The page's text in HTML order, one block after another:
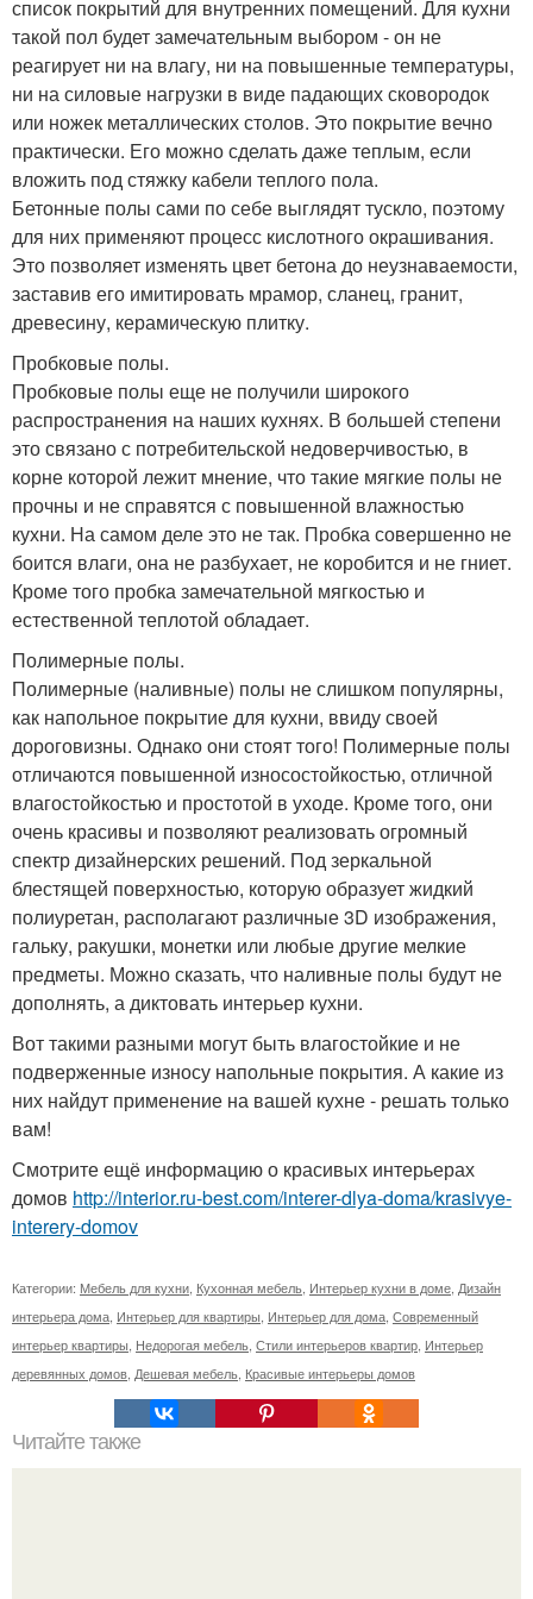
список покрытий для внутренних помещений. Для кухни
такой пол будет замечательным выбором - он не
реагирует ни на влагу, ни на повышенные температуры,
ни на силовые нагрузки в виде падающих сковородок
или ножек металлических столов. Это покрытие вечно
практически. Его можно сделать даже теплым, если
вложить под стяжку кабели теплого пола.
Бетонные полы сами по себе выглядят тускло, поэтому
для них применяют процесс кислотного окрашивания.
Это позволяет изменять цвет бетона до неузнаваемости,
заставив его имитировать мрамор, сланец, гранит,
древесину, керамическую плитку.
Пробковые полы.
Пробковые полы еще не получили широкого
распространения на наших кухнях. В большей степени
это связано с потребительской недоверчивостью, в
корне которой лежит мнение, что такие мягкие полы не
прочны и не справятся с повышенной влажностью
кухни. На самом деле это не так. Пробка совершенно не
боится влаги, она не разбухает, не коробится и не гниет.
Кроме того пробка замечательной мягкостью и
естественной теплотой обладает.
Полимерные полы.
Полимерные (наливные) полы не слишком популярны,
как напольное покрытие для кухни, ввиду своей
дороговизны. Однако они стоят того! Полимерные полы
отличаются повышенной износостойкостью, отличной
влагостойкостью и простотой в уходе. Кроме того, они
очень красивы и позволяют реализовать огромный
спектр дизайнерских решений. Под зеркальной
блестящей поверхностью, которую образует жидкий
полиуретан, располагают различные 3D изображения,
гальку, ракушки, монетки или любые другие мелкие
предметы. Можно сказать, что наливные полы будут не
дополнять, а диктовать интерьер кухни.
Вот такими разными могут быть влагостойкие и не
подверженные износу напольные покрытия. А какие из
них найдут применение на вашей кухне - решать только
вам!
Смотрите ещё информацию о красивых интерьерах
домов http://interior.ru-best.com/interer-dlya-doma/krasivye-
interery-domov
Категории: Мебель для кухни, Кухонная мебель, Интерьер кухни в доме, Дизайн
интерьера дома, Интерьер для квартиры, Интерьер для дома, Современный
интерьер квартиры, Недорогая мебель, Стили интерьеров квартир, Интерьер
деревянных домов, Дешевая мебель, Красивые интерьеры домов
Читайте также